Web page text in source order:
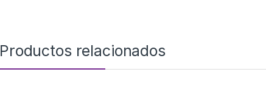
Productos relacionados